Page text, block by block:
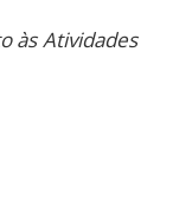
às Atividades